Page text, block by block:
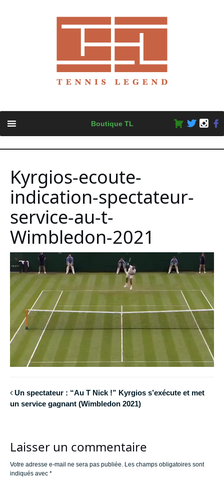
content
Boutique TL
Kyrgios-ecoute-
indication-spectateur-
service-au-t-
Wimbledon-2021
Un spectateur : “Au T Nick !” Kyrgios s’exécute et met
un service gagnant (Wimbledon 2021)
Laisser un commentaire
Votre adresse e-mail ne sera pas publiée. Les champs obligatoires sont
indiqués avec *